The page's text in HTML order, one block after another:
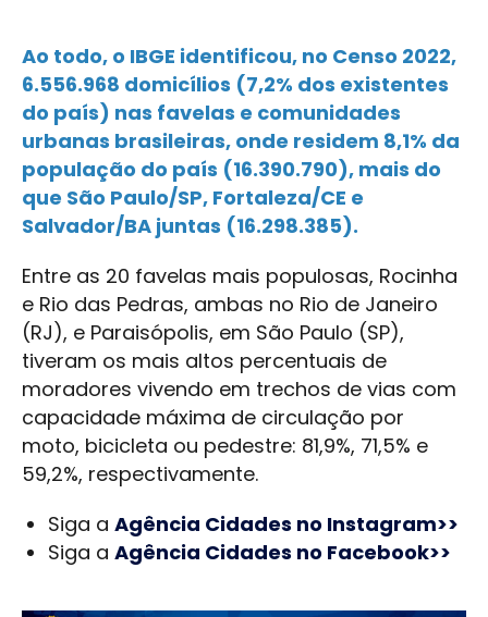
Ao todo, o IBGE identificou, no Censo 2022,
6.556.968 domicílios (7,2% dos existentes
do país) nas favelas e comunidades
urbanas brasileiras, onde residem 8,1% da
população do país (16.390.790), mais do
que São Paulo/SP, Fortaleza/CE e
Salvador/BA juntas (16.298.385).
Entre as 20 favelas mais populosas, Rocinha
e Rio das Pedras, ambas no Rio de Janeiro
(RJ), e Paraisópolis, em São Paulo (SP),
tiveram os mais altos percentuais de
moradores vivendo em trechos de vias com
capacidade máxima de circulação por
moto, bicicleta ou pedestre: 81,9%, 71,5% e
59,2%, respectivamente.
Siga a Agência Cidades no Instagram>>
Siga a Agência Cidades no Facebook>>